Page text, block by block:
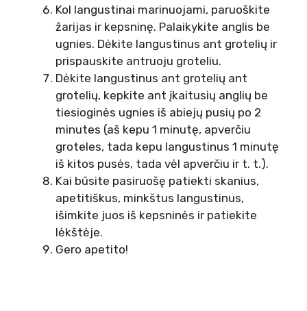
Kol langustinai marinuojami, paruoškite
žarijas ir kepsninę. Palaikykite anglis be
ugnies. Dėkite langustinus ant grotelių ir
prispauskite antruoju groteliu.
Dėkite langustinus ant grotelių ant
grotelių, kepkite ant įkaitusių anglių be
tiesioginės ugnies iš abiejų pusių po 2
minutes (aš kepu 1 minutę, apverčiu
groteles, tada kepu langustinus 1 minutę
iš kitos pusės, tada vėl apverčiu ir t. t.).
Kai būsite pasiruošę patiekti skanius,
apetitiškus, minkštus langustinus,
išimkite juos iš kepsninės ir patiekite
lėkštėje.
Gero apetito!